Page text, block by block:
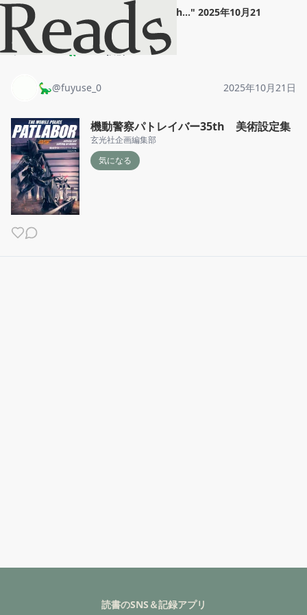
機動警察パトレイバー35th..." 2025年10月21
日
ホーム
🦕 投稿
🦕@fuyuse_0 2025年10月21日
機動警察パトレイバー35th 美術設定集
玄光社企画編集部
気になる
読書のSNS＆記録アプリ